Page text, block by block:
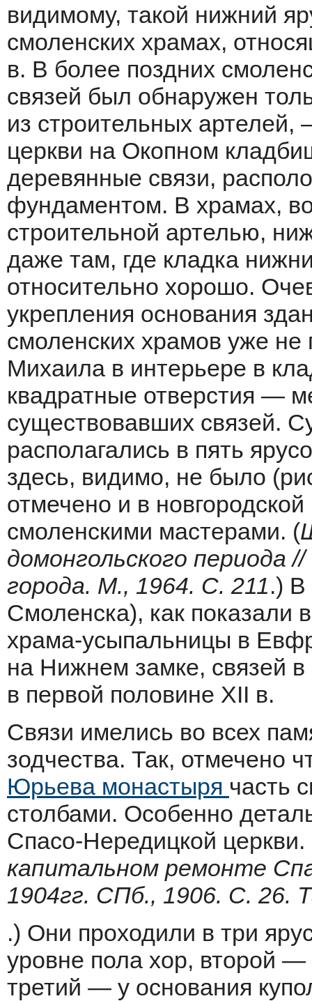
видимому, такой нижний
смоленских храмах,
в. В более поздних
связей был обнаружен
из строительных
церкви на Окопном
деревянные связи,
фундаментом. В храмах,
строительной артелью,
даже там, где кладка
относительно хорошо.
укрепления основания
смоленских храмов уже не
Михаила в интерьере в
квадратные отверстия —
существовавших связей.
располагались в пять
здесь, видимо, не было
отмечено и в
смоленскими мастерами. (
домонгольского периода
города. М., 1964. С. 211.) В
Смоленска), как показали
храма-усыпальницы в
на Нижнем замке, связей
в первой половине XII в.
Связи имелись во всех
зодчества. Так, отмечено
Юрьева монастыря часть
столбами. Особенно
Спасо-Нередицкой церкви.
капитальном ремонте
1904гг. СПб., 1906. С. 26.
.) Они проходили в три
уровне пола хор, второй
третий — у основания